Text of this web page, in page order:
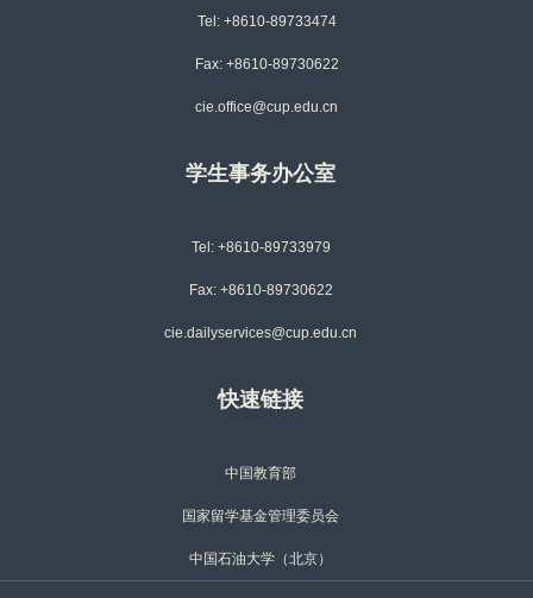
Tel: +8610-89733474
Fax: +8610-89730622
cie.office@cup.edu.cn
学生事务办公室
Tel: +8610-89733979
Fax: +8610-89730622
cie.dailyservices@cup.edu.cn
快速链接
中国教育部
国家留学基金管理委员会
中国石油大学（北京）